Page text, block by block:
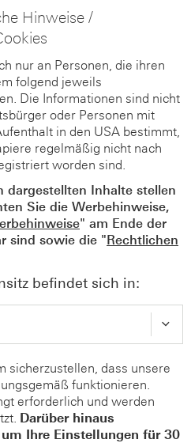
Hinweise /
nur an Personen, die ihren
folgend jeweils
Die Informationen sind nicht
oder Personen mit
in den USA bestimmt,
regelmäßig nicht nach
worden sind.
dargestellten Inhalte stellen
Sie die Werbehinweise,
" am Ende der
sind sowie die "Rechtlichen
befindet sich in:
sicherzustellen, dass unsere
funktionieren.
erforderlich und werden
Darüber hinaus
Ihre Einstellungen für 30